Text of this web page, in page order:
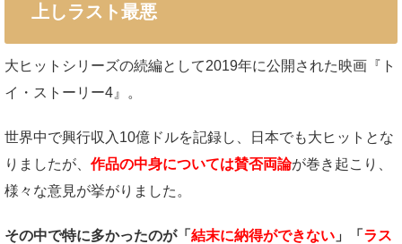
上しラスト最悪
大ヒットシリーズの続編として2019年に公開された映画『ト
イ・ストーリー4』。
世界中で興行収入10億ドルを記録し、日本でも大ヒットとな
りましたが、 作品の中身については賛否両論が巻き起こり、
様々な意見が挙がりました。
その中で特に多かったのが「 結末に納得ができない 」「 ラス